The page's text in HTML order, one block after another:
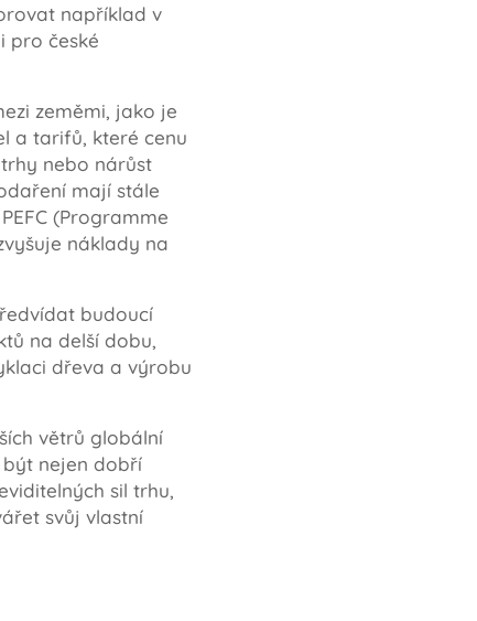
například v
pro české
zeměmi, jako je
a tarifů, které cenu
nebo nárůst
mají stále
(Programme
náklady na
budoucí
na delší dobu,
dřeva a výrobu
větrů globální
být nejen dobří
sil trhu,
svůj vlastní